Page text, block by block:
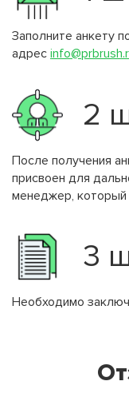
Заполните анкету
адрес
2
После получения
присвоен для
менеджер, который
3
Необходимо